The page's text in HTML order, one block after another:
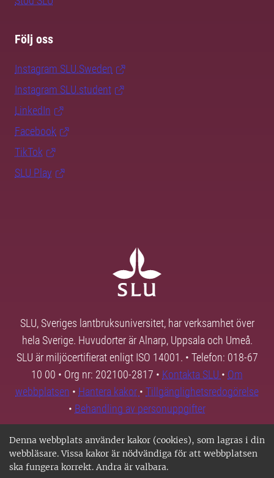
Denna webbplats använder kakor (cookies), som lagras i din
webbläsare. Vissa kakor är nödvändiga för att webbplatsen
ska fungera korrekt. Andra är valbara.
Följ oss
Instagram SLU.Sweden
Instagram SLU.student
LinkedIn
Facebook
TikTok
SLU Play
SLU, Sveriges lantbruksuniversitet, har verksamhet över
hela Sverige. Huvudorter är Alnarp, Uppsala och Umeå.
SLU är miljöcertifierat enligt ISO 14001. • Telefon: 018-67
10 00 • Org nr: 202100-2817 • Kontakta SLU • Om
webbplatsen • Hantera kakor • Tillgänglighetsredogörelse
• Behandling av personuppgifter